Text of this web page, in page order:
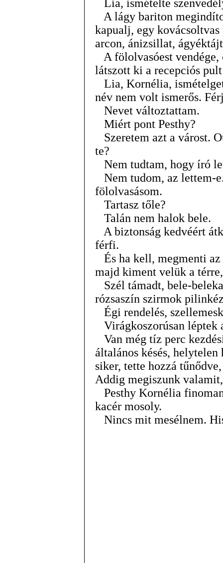
Lia, ismételte
A lágy bariton
kapualj, egy
arcon, ánizsillat,
A fölolvasóest
látszott ki a recepciós
Lia, Kornélia,
név nem volt ismerős.
Nevet változtattam.
Miért pont Pesthy?
Szeretem azt a várost.
te?
Nem tudtam, hogy író
Nem tudom, az lettem-
fölolvasásom.
Tartasz tőle?
Talán nem halok bele.
A biztonság kedvéért
férfi.
És ha kell, megmenti
majd kiment velük a
Szél támadt, bele-
rózsaszín szirmok
Égi rendelés,
Virágkoszorúsan léptek
Van még tíz perc
általános késés,
siker, tette hozzá
Addig megiszunk
Pesthy Kornélia
kacér mosoly.
Nincs mit mesélnem.